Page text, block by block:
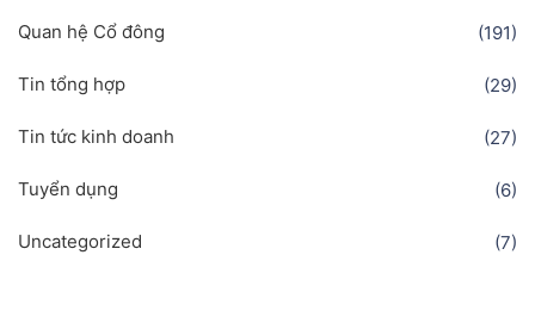
Quan hệ Cổ đông (191)
Tin tổng hợp (29)
Tin tức kinh doanh (27)
Tuyển dụng (6)
Uncategorized (7)